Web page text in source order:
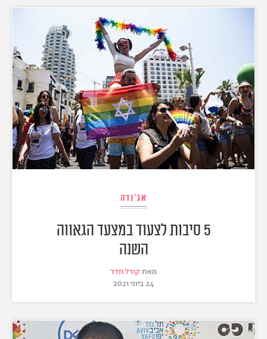
אג'נדה
5 סיבות לצעוד במצעד הגאווה
השנה
מאת קורל חדד
24 ביוני 2021